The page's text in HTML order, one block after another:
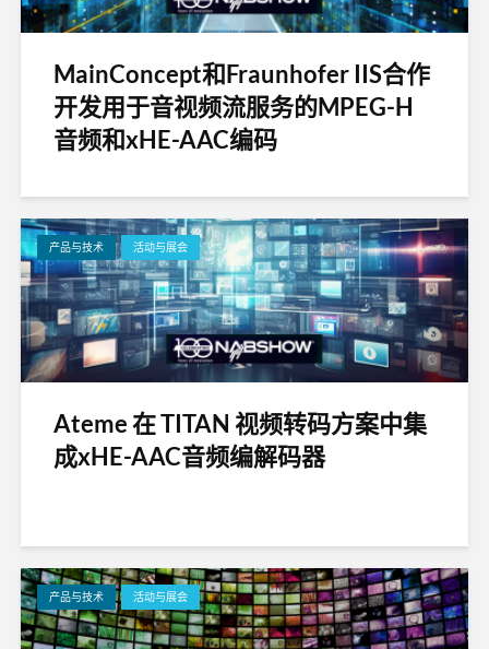
MainConcept和Fraunhofer IIS合作
开发用于音视频流服务的MPEG-H
音频和xHE-AAC编码
产品与技术 活动与展会
Ateme 在 TITAN 视频转码方案中集
成xHE-AAC音频编解码器
产品与技术 活动与展会